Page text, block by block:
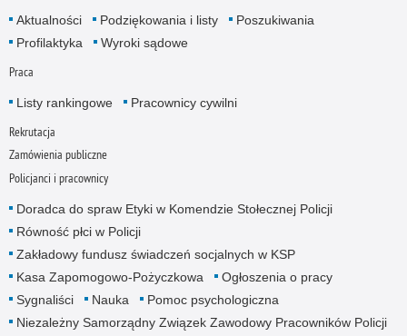
Aktualności Podziękowania i listy
Poszukiwania
Profilaktyka
Wyroki sądowe
Praca
Listy rankingowe Pracownicy cywilni
Rekrutacja
Zamówienia publiczne
Policjanci i pracownicy
Doradca do spraw Etyki w Komendzie Stołecznej Policji
Równość płci w Policji
Zakładowy fundusz świadczeń socjalnych w KSP
Kasa Zapomogowo-Pożyczkowa
Ogłoszenia o pracy
Sygnaliści
Nauka
Pomoc psychologiczna
Niezależny Samorządny Związek Zawodowy Pracowników Policji